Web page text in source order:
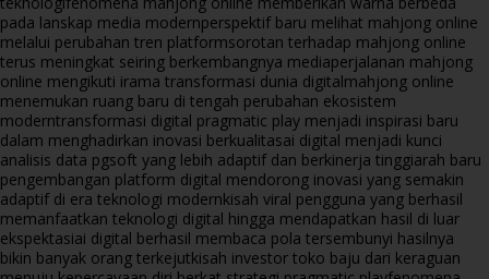
pada lanskap media modernperspektif baru melihat mahjong online
melalui perubahan tren platformsorotan terhadap mahjong online
terus meningkat seiring berkembangnya mediaperjalanan mahjong
online mengikuti irama transformasi dunia digitalmahjong online
menemukan ruang baru di tengah perubahan ekosistem
moderntransformasi digital pragmatic play menjadi inspirasi baru
dalam menghadirkan inovasi berkualitasai digital menjadi kunci
analisis data pgsoft yang lebih adaptif dan berkinerja tinggiarah baru
pengembangan platform digital mendorong inovasi yang semakin
adaptif di era teknologi modernkisah viral pengguna yang berhasil
memanfaatkan teknologi digital hingga mendapatkan hasil di luar
ekspektasiai digital berhasil membaca pola tersembunyi hasilnya
bikin banyak orang terkejutkisah investor toko baju dari keraguan